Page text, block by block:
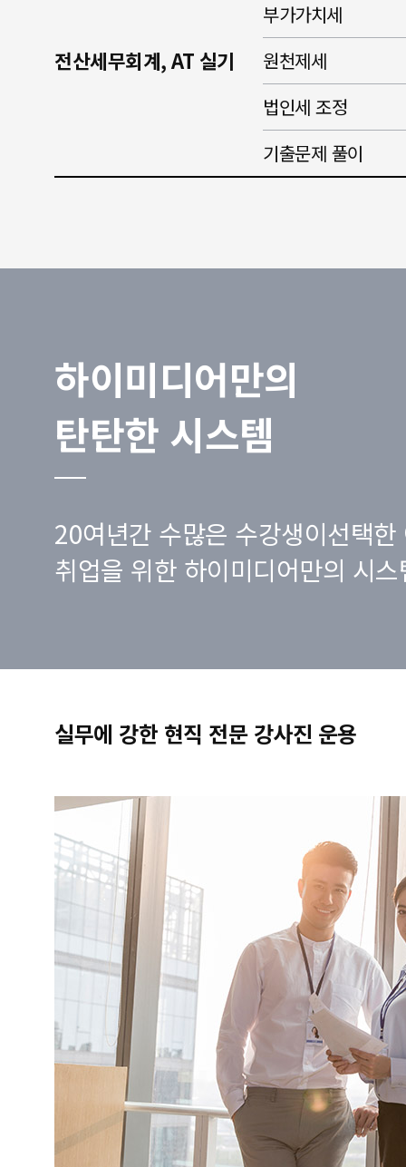
전산세무회계, AT 실기
부가가치세
원천제세
법인세 조정
기출문제 풀이
하이미디어만의
탄탄한 시스템
20여년간 수많은 수강생이선택한
취업을 위한 하이미디어만의 시
실무에 강한 현직 전문 강사진 운용